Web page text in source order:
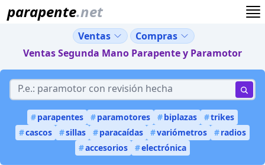
parapente.net
Ventas Segunda Mano Parapente y Paramotor
Ventas Compras
#parapentes #paramotores #biplazas #trikes
#cascos #sillas #paracaídas #variómetros #radios
#accesorios #electrónica